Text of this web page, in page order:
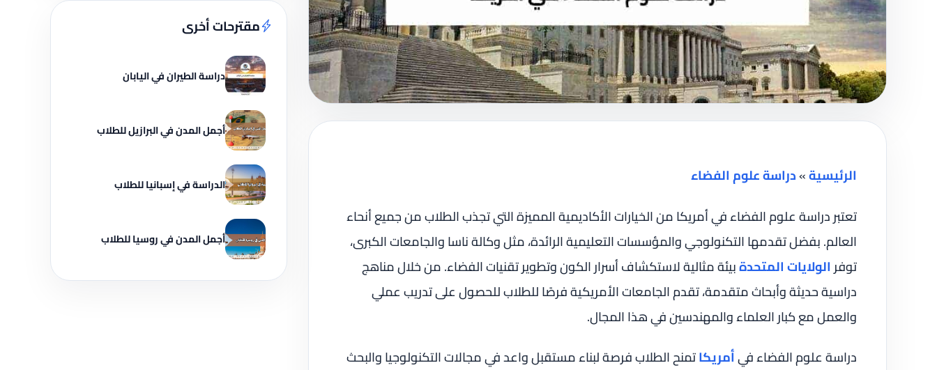
الرئيسية»دراسة علوم الفضاء
تعتبر دراسة علوم الفضاء في أمريكا من الخيارات الأكاديمية المميزة التي تجذب الطلاب من جميع أنحاء
العالم. بفضل تقدمها التكنولوجي والمؤسسات التعليمية الرائدة، مثل وكالة ناسا والجامعات الكبرى،
توفر الولايات المتحدةبيئة مثالية لاستكشاف أسرار الكون وتطوير تقنيات الفضاء. من خلال مناهج
دراسية حديثة وأبحاث متقدمة، تقدم الجامعات الأمريكية فرصًا للطلاب للحصول على تدريب عملي
والعمل مع كبار العلماء والمهندسين في هذا المجال.
دراسة علوم الفضاء فيأمريكاتمنح الطلاب فرصة لبناء مستقبل واعد في مجالات التكنولوجيا والبحث
مقترحات أخرى
دراسة الطيران في اليابان
أجمل المدن في البرازيل للطلاب
الدراسة في إسبانيا للطلاب
أجمل المدن في روسيا للطلاب